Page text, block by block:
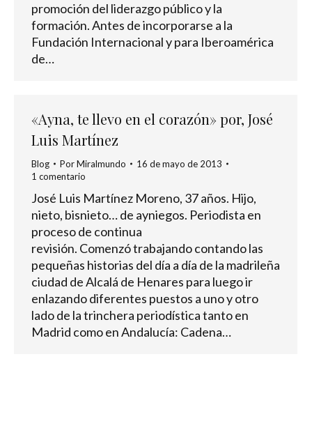
promoción del liderazgo público y la
formación. Antes de incorporarse a la
Fundación Internacional y para Iberoamérica
de…
«Ayna, te llevo en el corazón» por, José
Luis Martínez
Blog PorMiralmundo
16 de mayo de 2013
1 comentario
José Luis Martínez Moreno, 37 años. Hijo,
nieto, bisnieto… de ayniegos. Periodista en
proceso de continua
revisión. Comenzó trabajando contando las
pequeñas historias del día a día de la madrileña
ciudad de Alcalá de Henares para luego ir
enlazando diferentes puestos a uno y otro
lado de la trinchera periodística tanto en
Madrid como en Andalucía: Cadena…